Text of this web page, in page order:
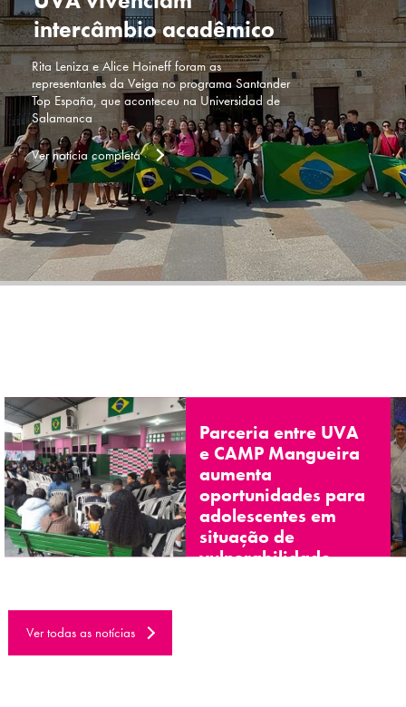
intercâmbio acadêmico
Rita Leniza e Alice Hoineff foram as
representantes da Veiga no programa Santander
Top España, que aconteceu na Universidad de
Salamanca
Ver notícia completa
Parceria entre UVA
e CAMP Mangueira
aumenta
oportunidades para
adolescentes em
situação de
vulnerabilidade
Ver todas as notícias